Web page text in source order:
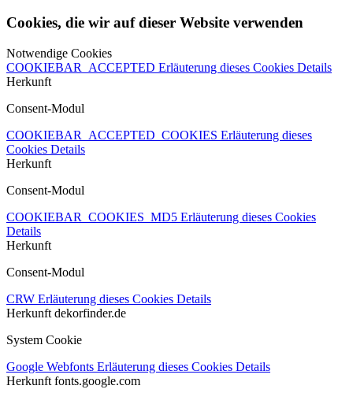
Cookies, die wir auf dieser Website verwenden
Notwendige Cookies
COOKIEBAR_ACCEPTED Erläuterung dieses Cookies Details
Herkunft
Consent-Modul
COOKIEBAR_ACCEPTED_COOKIES Erläuterung dieses
Cookies Details
Herkunft
Consent-Modul
COOKIEBAR_COOKIES_MD5 Erläuterung dieses Cookies
Details
Herkunft
Consent-Modul
CRW Erläuterung dieses Cookies Details
Herkunft dekorfinder.de
System Cookie
Google Webfonts Erläuterung dieses Cookies Details
Herkunft fonts.google.com